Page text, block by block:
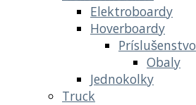
Elektroboardy
Hoverboardy
Príslušenstvo
Obaly
Jednokolky
Truck